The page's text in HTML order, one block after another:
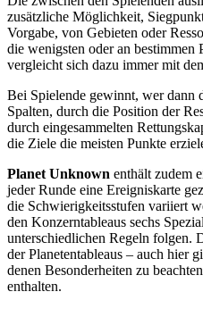
zusätzliche Möglichkeit,
Vorgabe, von Gebieten oder
die wenigsten oder an bestimmen
vergleicht sich dazu immer mit
Bei Spielende gewinnt, wer dann
Spalten, durch die Position der
durch eingesammelten
die Ziele die meisten Punkte
Planet Unknown enthält zudem
jeder Runde eine Ereigniskarte
die Schwierigkeitsstufen variiert
den Konzerntableaus sechs
unterschiedlichen Regeln folgen.
der Planetentableaus – auch hier
denen Besonderheiten zu
enthalten.